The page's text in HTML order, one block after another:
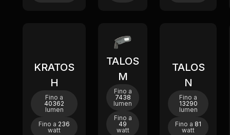
KRATOS
H
Fino a
40362
lumen
Fino a 236
watt
TALOS
M
Fino a
7438
lumen
Fino a
49
watt
TALOS
N
Fino a
13290
lumen
Fino a 81
watt